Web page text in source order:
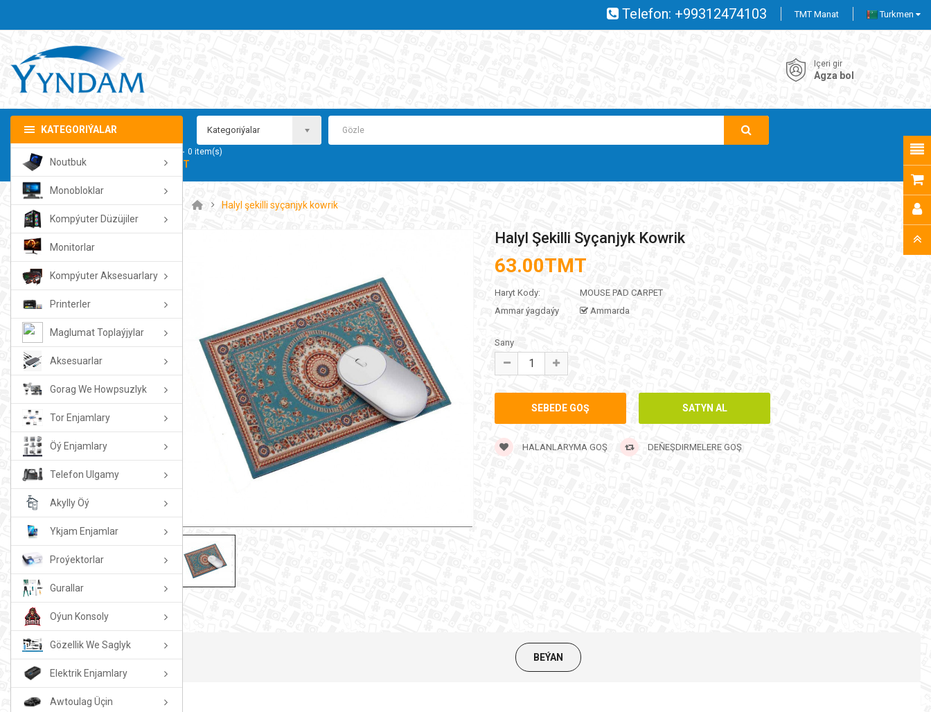
TMT Manat Turkmen
Telefon: +99312474103
Içeri gir
Agza bol
KATEGORIÝALAR
Noutbuk
Monobloklar
Kompýuter Düzüjiler
Monitorlar
Kompýuter Aksesuarlary
Printerler
Maglumat Toplaýjylar
Aksesuarlar
Gorag We Howpsuzlyk
Tor Enjamlary
Öý Enjamlary
Telefon Ulgamy
Akylly Öý
Ykjam Enjamlar
Proýektorlar
Gurallar
Oýun Konsoly
Gözellik We Saglyk
Elektrik Enjamlary
Awtoulag Üçin
Kategoriýalar
0 item(s)
- 0.00TMT
Halyl şekilli syçanjyk kowrik
Halyl Şekilli Syçanjyk Kowrik
63.00TMT
Haryt Kody:
MOUSE PAD CARPET
Ammar ýagdaýy
Ammarda
Sany
HALANLARYMA GOŞ DEŇEŞDIRMELERE GOŞ
BEÝAN